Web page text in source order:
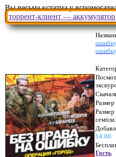
Вы весьма кстатиа у
торрент-клиент —
Размер
семпла:
14:00
Гость